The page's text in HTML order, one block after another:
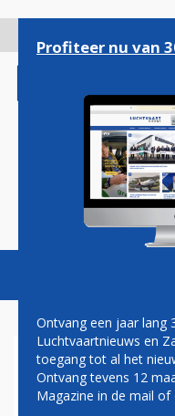
gaan
Magazine
Profiteer nu van
Ontvang een jaar lang
Luchtvaartnieuws en
toegang tot al het
Ontvang tevens 12
Magazine in de mail of